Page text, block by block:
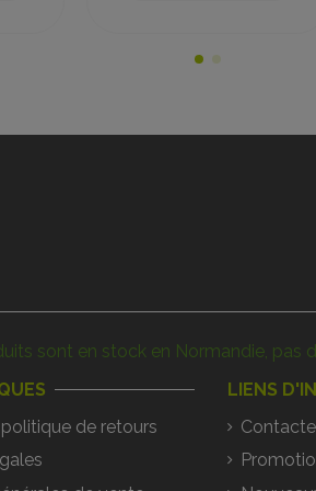
sont en stock en Normandie, pas
de retours
LIENS